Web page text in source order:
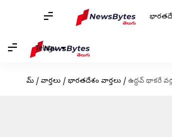
Telugu
హోమ్ / వార్తలు / భారతదేశం వార్తలు / ఉద్ధవ్ థాకరే